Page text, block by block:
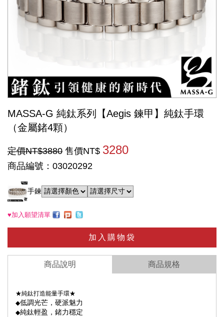
MASSA-G 純鈦系列【Aegis 鍊甲】純鈦手環
（金屬鍺4顆）
定價NT$3880 售價NT$ 3280
商品編號：03020292
手鍊
♥加入願望清單
加入購物袋
商品說明 商品規格
★純鈦打造能量手環★
◆低調光芒，硬派魅力
◆純鈦輕盈，鍺力穩定